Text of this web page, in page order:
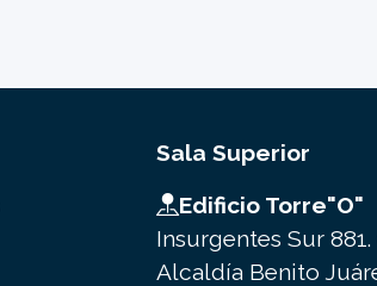
Sala Superior
Edificio Torre"O"
Insurgentes Sur
Alcaldía Benito